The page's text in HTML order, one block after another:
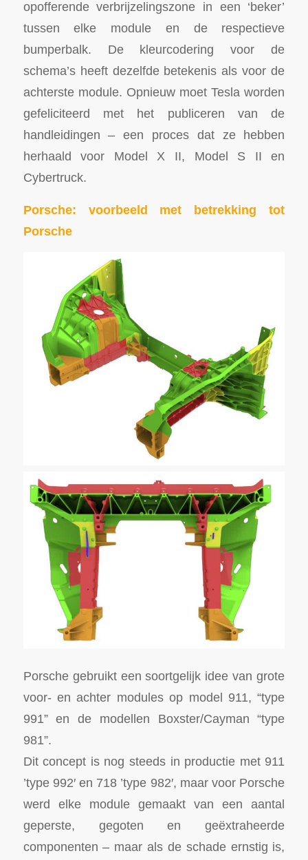
opofferende verbrijzelingszone in een ‘beker’
tussen elke module en de respectieve
bumperbalk. De kleurcodering voor de
schema’s heeft dezelfde betekenis als voor de
achterste module. Opnieuw moet Tesla worden
gefeliciteerd met het publiceren van de
handleidingen – een proces dat ze hebben
herhaald voor Model X II, Model S II en
Cybertruck.
Porsche: voorbeeld met betrekking tot
Porsche
Porsche gebruikt een soortgelijk idee van grote
voor- en achter modules op model 911, “type
991” en de modellen Boxster/Cayman “type
981”.
Dit concept is nog steeds in productie met 911
’type 992′ en 718 ’type 982′, maar voor Porsche
werd elke module gemaakt van een aantal
geperste, gegoten en geëxtraheerde
componenten – maar als de schade ernstig is,